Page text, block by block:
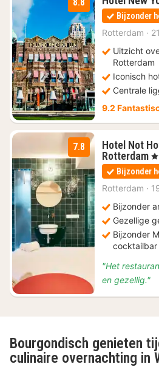
Bijzonder
Rotterdam ·
Uitzicht
Rotterdam
Iconisch
Centrale
9.2
7.8
Hotel Not
Rotterdam1
€
,
Bijzonder
Rotterdam ·
Bijzonder
Gezellige
Bijzonder
cocktailbar
"Het
en gezellig."
Bourgondisch genieten
culinaire overnachting in